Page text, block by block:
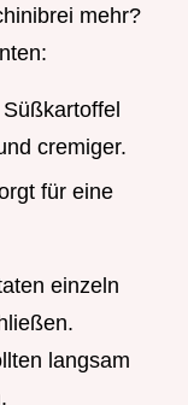
mehr?
Süßkartoffel
cremiger.
für eine
einzeln
langsam